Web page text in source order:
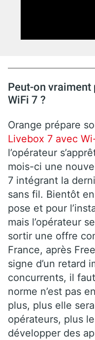
Peut-on vraiment
WiFi 7 ?
Orange prépare
Livebox 7 avec
l’opérateur
mois-ci une
7 intégrant la
sans fil. Bientôt
pose et pour
mais l’opérateur
sortir une offre
France, après
signe d’un retard
concurrents, il
norme n’est pas
plus, plus elle
opérateurs, plus
développer des